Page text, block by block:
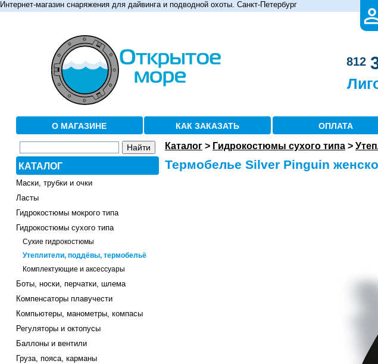
Интернет-магазин снаряжения для дайвинга и подводной охоты. Санкт-Петербург
812
О МАГАЗИНЕ КАК ЗАКАЗАТЬ ОПЛАТА
КАТАЛОГ
Маски, трубки и очки
Ласты
Гидрокостюмы мокрого типа
Гидрокостюмы сухого типа
Сухие гидрокостюмы
Утеплители, поддёвы, термобельё
Комплектующие и аксессуары
Боты, носки, перчатки, шлема
Компенсаторы плавучести
Компьютеры, манометры, компасы
Регуляторы и октопусы
Баллоны и вентили
Груза, пояса, карманы
Каталог> Гидрокостюмы сухого типа>
Термобелье Silver Pinguin